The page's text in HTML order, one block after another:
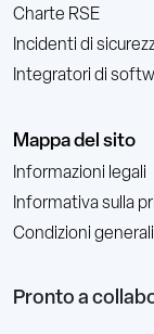
Charte RSE
Incidenti di
Integratori di
Mappa del sito
Informazioni legali
Informativa sulla
Condizioni
Pronto a